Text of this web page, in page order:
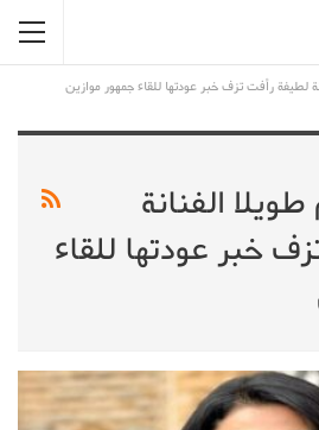
لطيفة رأفت تزف خبر عودتها للقاء جمهور موازين
الفنانة
خبر عودتها للقاء